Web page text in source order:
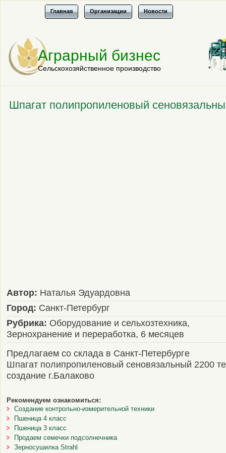
Главная Организации Новости
Аграрный бизнес
Сельскохозяйственное производство
Шпагат полипропиленовый
Автор: Наталья Эдуардовна
Город: Санкт-Петербург
Рубрика: Оборудование и сельхозтехника,
Зернохранение и переработка, 6 месяцев
Предлагаем со склада в Санкт-Петербурге
Шпагат полипропиленовый сеновязальный 2200
создание г.Балаково
Рекомендуем ознакомиться:
Создание контрольно-измерительной техники
Пшеница 4 класс
Пшеница 3 класс
Продаем семечки подсолнечника
Зерносушилка Strahl